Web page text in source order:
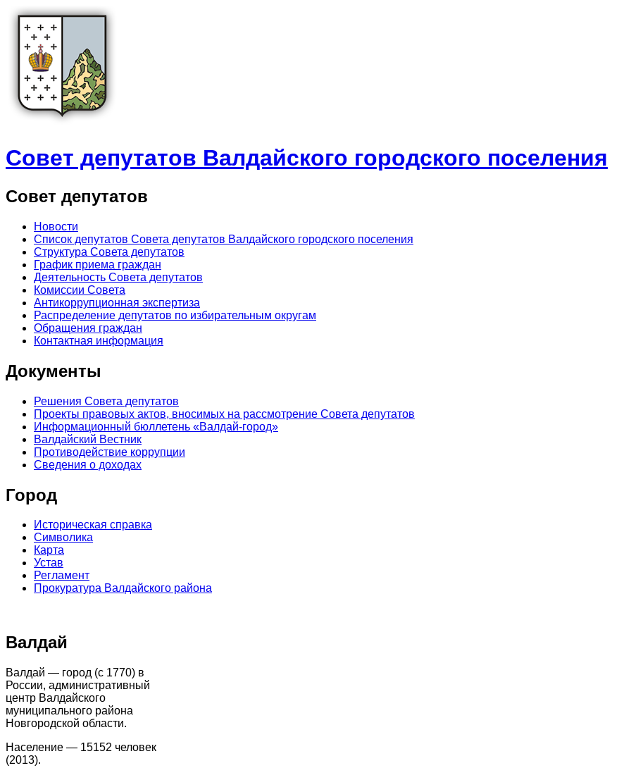
Совет депутатов Валдайского городского поселения
Совет депутатов
Новости
Список депутатов Совета депутатов Валдайского городского поселения
Структура Совета депутатов
График приема граждан
Деятельность Совета депутатов
Комиссии Совета
Антикоррупционная экспертиза
Распределение депутатов по избирательным округам
Обращения граждан
Контактная информация
Документы
Решения Совета депутатов
Проекты правовых актов, вносимых на рассмотрение Совета депутатов
Информационный бюллетень «Валдай-город»
Валдайский Вестник
Противодействие коррупции
Сведения о доходах
Город
Историческая справка
Символика
Карта
Устав
Регламент
Прокуратура Валдайского района
Валдай
Валдай — город (с 1770) в
России, административный
центр Валдайского
муниципального района
Новгородской области.
Население — 15152 человек
(2013).